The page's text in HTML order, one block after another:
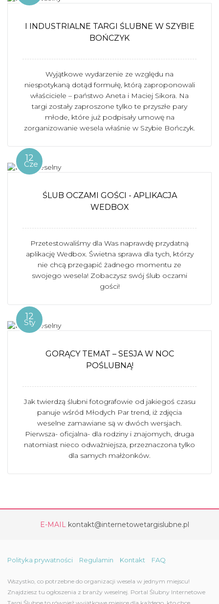
I INDUSTRIALNE TARGI ŚLUBNE W SZYBIE
BOŃCZYK
Wyjątkowe wydarzenie ze względu na
niespotykaną dotąd formułę, którą zaproponowali
właściciele – państwo Aneta i Maciej Sikora. Na
targi zostały zaproszone tylko te przyszłe pary
młode, które już podpisały umowę na
zorganizowanie wesela właśnie w Szybie Bończyk.
12
Cze
ŚLUB OCZAMI GOŚCI - APLIKACJA
WEDBOX
Przetestowaliśmy dla Was naprawdę przydatną
aplikację Wedbox. Świetna sprawa dla tych, którzy
nie chcą przegapić żadnego momentu ze
swojego wesela! Zobaczysz swój ślub oczami
gości!
12
Sty
GORĄCY TEMAT – SESJA W NOC
POŚLUBNĄ!
Jak twierdzą ślubni fotografowie od jakiegoś czasu
panuje wśród Młodych Par trend, iż zdjęcia
weselne zamawiane są w dwóch wersjach.
Pierwsza- oficjalna- dla rodziny i znajomych, druga
natomiast nieco odważniejsza, przeznaczona tylko
dla samych małżonków.
E-MAIL kontakt@internetowetargislubne.pl
Polityka prywatności Regulamin Kontakt FAQ
Wszystko, co potrzebne do organizacji wesela w jednym miejscu!
Znajdziesz tu ogłoszenia z branży weselnej. Portal Ślubny Internetowe